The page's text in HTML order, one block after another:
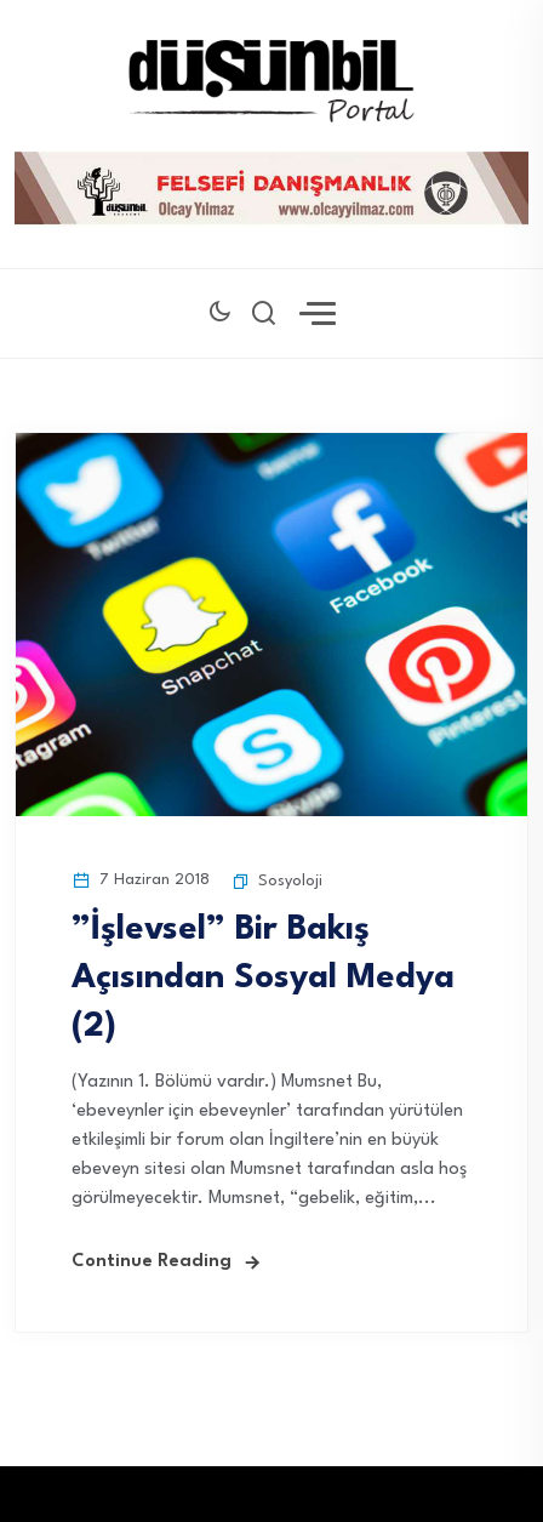
7 Haziran 2018 Sosyoloji
”İşlevsel” Bir Bakış
Açısından Sosyal Medya
(2)
(Yazının 1. Bölümü vardır.) Mumsnet Bu,
‘ebeveynler için ebeveynler’ tarafından yürütülen
etkileşimli bir forum olan İngiltere’nin en büyük
ebeveyn sitesi olan Mumsnet tarafından asla hoş
görülmeyecektir. Mumsnet, “gebelik, eğitim,...
Continue Reading